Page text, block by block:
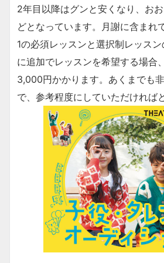
2年目以降はグンと安くなり、お
どとなっています。月謝に含まれ
1の必須レッスンと選択制レッス
に追加でレッスンを希望する場合
3,000円かかります。あくまでも
で、参考程度にしていただければ